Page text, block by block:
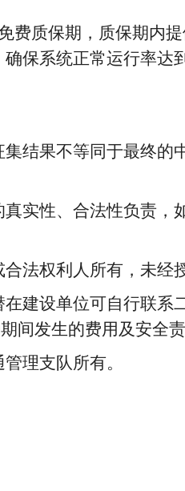
费质保期，质保期内
确保系统正常运行率达
集结果不等同于最终
真实性、合法性负责
法权利人所有，未经
建设单位可自行联系
间发生的费用及安全责
理支队所有。